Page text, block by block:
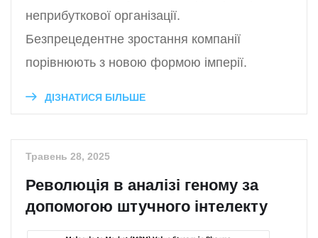
неприбуткової організації.
Безпрецедентне зростання компанії
порівнюють з новою формою імперії.
ДІЗНАТИСЯ БІЛЬШЕ
Травень 28, 2025
Революція в аналізі геному за
допомогою штучного інтелекту